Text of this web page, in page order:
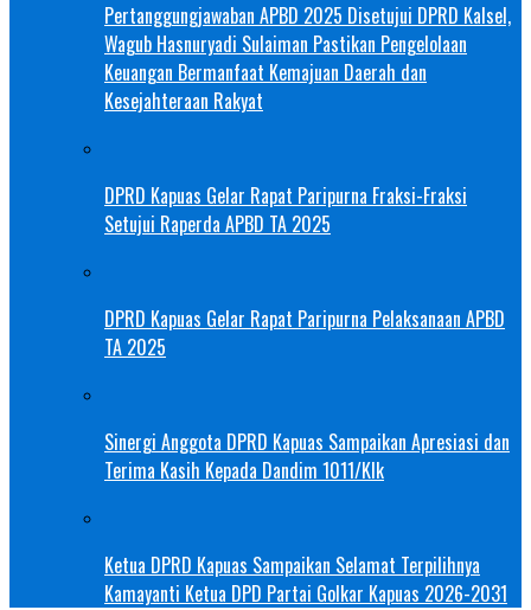
Pertanggungjawaban APBD 2025 Disetujui DPRD Kalsel,
Wagub Hasnuryadi Sulaiman Pastikan Pengelolaan
Keuangan Bermanfaat Kemajuan Daerah dan
Kesejahteraan Rakyat
DPRD Kapuas Gelar Rapat Paripurna Fraksi-Fraksi
Setujui Raperda APBD TA 2025
DPRD Kapuas Gelar Rapat Paripurna Pelaksanaan APBD
TA 2025
Sinergi Anggota DPRD Kapuas Sampaikan Apresiasi dan
Terima Kasih Kepada Dandim 1011/Klk
Ketua DPRD Kapuas Sampaikan Selamat Terpilihnya
Kamayanti Ketua DPD Partai Golkar Kapuas 2026-2031